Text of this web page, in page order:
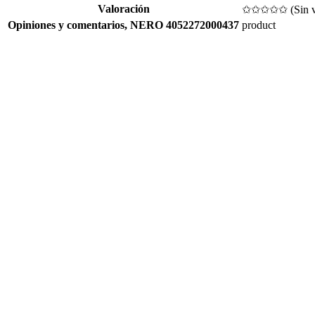
Valoración
✩✩✩✩✩ (Sin
Opiniones y comentarios, NERO 4052272000437 product